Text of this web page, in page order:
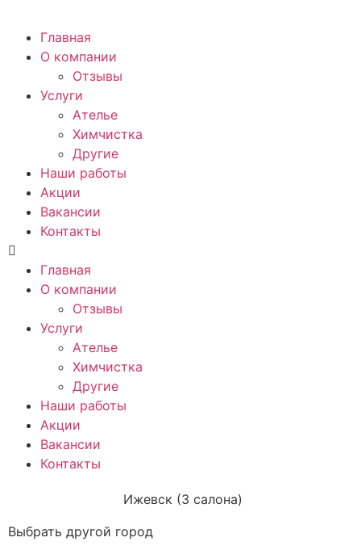
Главная
О компании
Отзывы
Услуги
Ателье
Химчистка
Другие
Наши работы
Акции
Вакансии
Контакты
Главная
О компании
Отзывы
Услуги
Ателье
Химчистка
Другие
Наши работы
Акции
Вакансии
Контакты
Ижевск (3 салона)
Выбрать другой город